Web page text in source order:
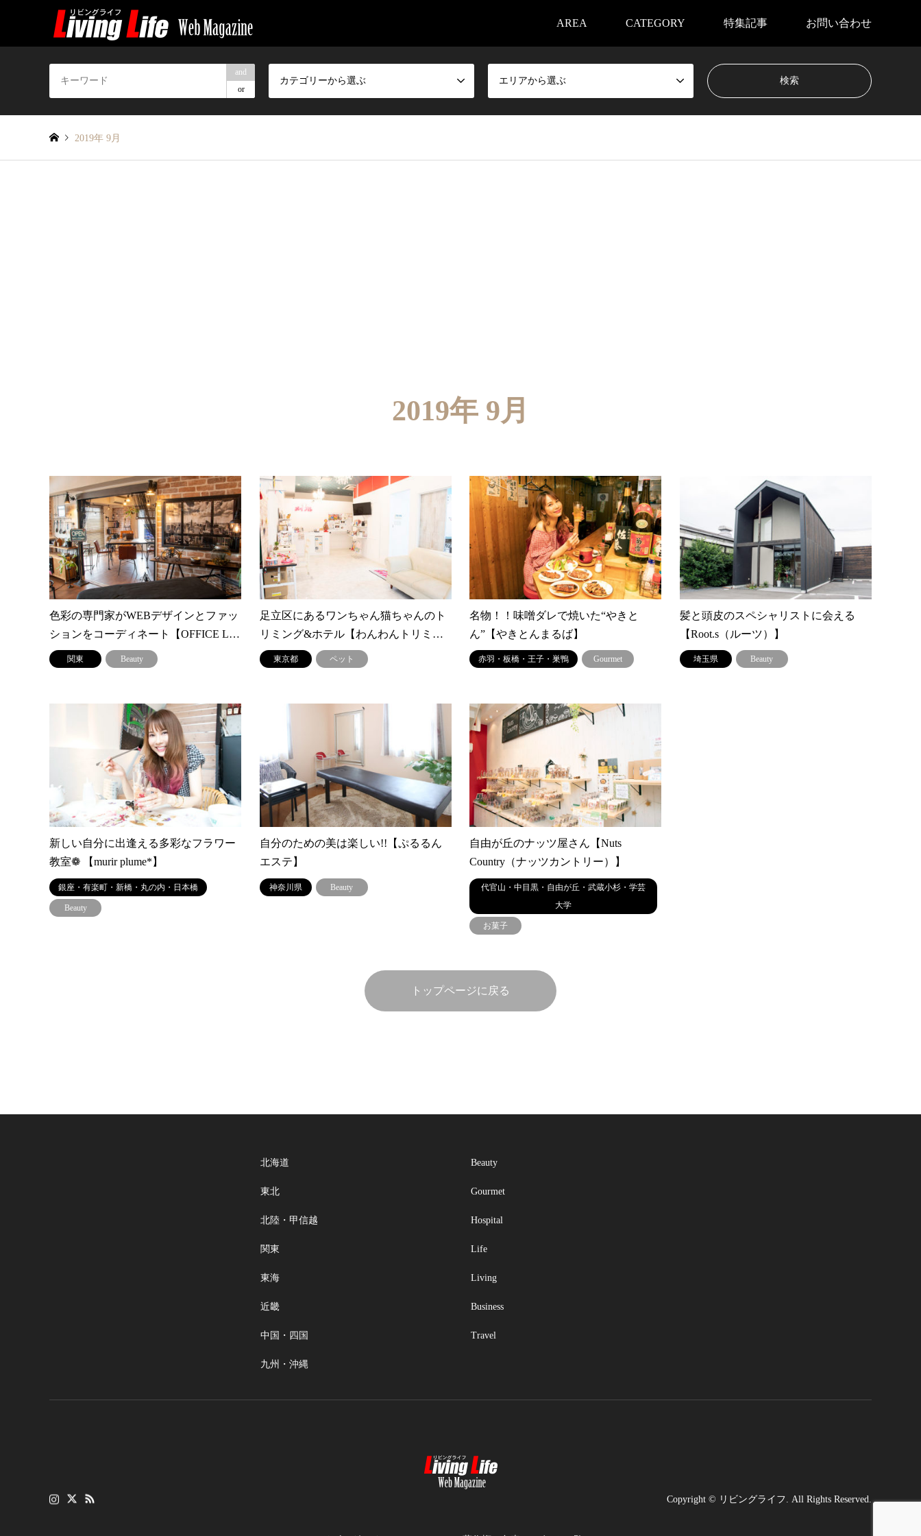
AREA CATEGORY 特集記事 お問い合わせ
and
or
カテゴリーから選ぶ エリアから選ぶ
2019年 9月
2019年 9月
色彩の専門家がWEBデザインとファッ
ションをコーディネート【OFFICE L…
関東 Beauty
足立区にあるワンちゃん猫ちゃんのト
リミング&ホテル【わんわんトリミ…
東京都 ペット
名物！！味噌ダレで焼いた“やきと
ん”【やきとんまるば】
赤羽・板橋・王子・巣鴨 Gourmet
髪と頭皮のスペシャリストに会える
【Root.s（ルーツ）】
埼玉県 Beauty
新しい自分に出逢える多彩なフラワー
教室❁ 【murir plume*】
銀座・有楽町・新橋・丸の内・日本橋
Beauty
自分のための美は楽しい!!【ぷるるん
エステ】
神奈川県 Beauty
自由が丘のナッツ屋さん【Nuts
Country（ナッツカントリー）】
代官山・中目黒・自由が丘・武蔵小杉・学芸
大学
お菓子
トップページに戻る
北海道
東北
北陸・甲信越
関東
東海
近畿
中国・四国
九州・沖縄
Beauty
Gourmet
Hospital
Life
Living
Business
Travel
Copyright © リビングライフ . All Rights Reserved.